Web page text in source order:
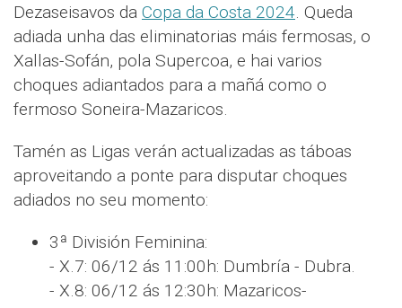
Dezaseisavos da Copa da Costa 2024. Queda
adiada unha das eliminatorias máis fermosas, o
Xallas-Sofán, pola Supercoa, e hai varios
choques adiantados para a mañá como o
fermoso Soneira-Mazaricos.
Tamén as Ligas verán actualizadas as táboas
aproveitando a ponte para disputar choques
adiados no seu momento:
3ª División Feminina:
- X.7: 06/12 ás 11:00h: Dumbría - Dubra.
- X.8: 06/12 ás 12:30h: Mazaricos-